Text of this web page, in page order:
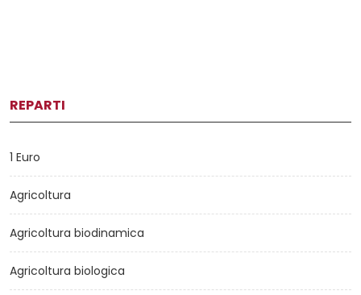
REPARTI
1 Euro
Agricoltura
Agricoltura biodinamica
Agricoltura biologica